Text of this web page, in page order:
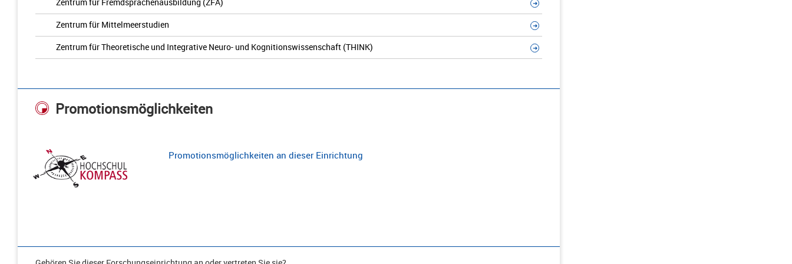
Zentrum für Mittelmeerstudien
Zentrum für Theoretische und Integrative Neuro- und Kognitionswissenschaft (THINK)
Promotionsmöglichkeiten
Promotionsmöglichkeiten an dieser Einrichtung